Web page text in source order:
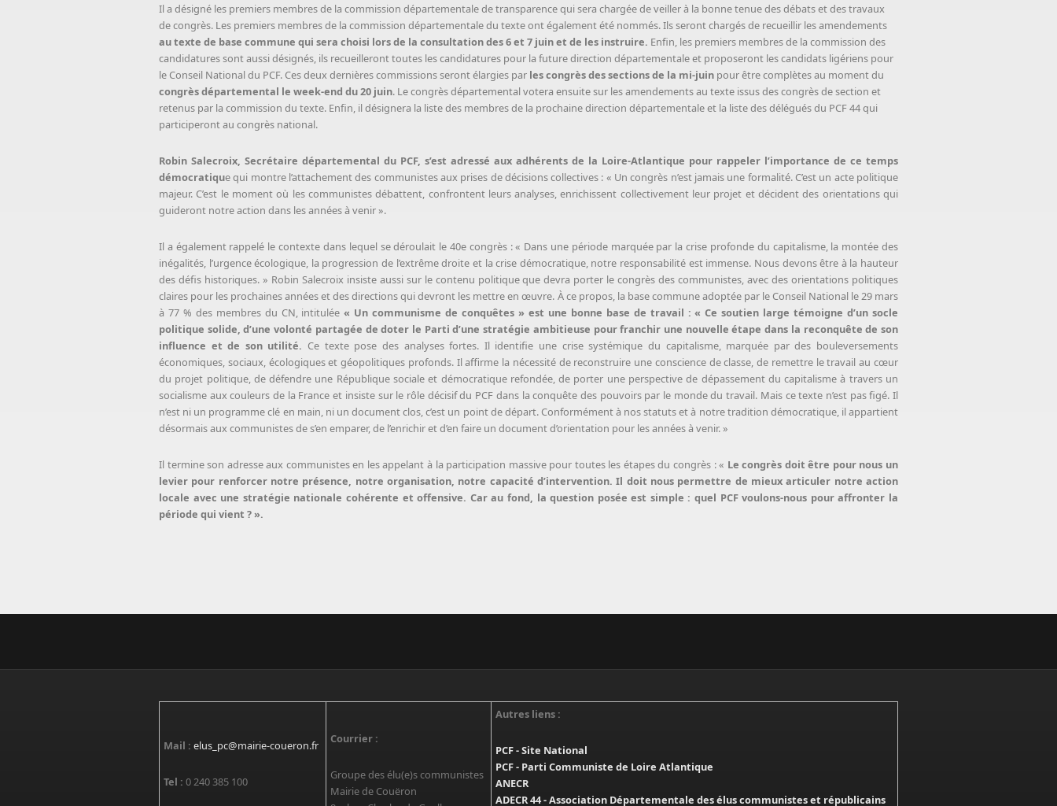
Il a désigné les premiers membres de la commission départementale de transparence qui sera chargée de veiller à la bonne tenue des débats et des travaux
de congrès. Les premiers membres de la commission départementale du texte ont également été nommés. Ils seront chargés de recueillir les amendements
au texte de base commune qui sera choisi lors de la consultation des 6 et 7 juin et de les instruire. Enfin, les premiers membres de la commission des
candidatures sont aussi désignés, ils recueilleront toutes les candidatures pour la future direction départementale et proposeront les candidats ligériens pour
le Conseil National du PCF. Ces deux dernières commissions seront élargies par les congrès des sections de la mi-juin pour être complètes au moment du
congrès départemental le week-end du 20 juin. Le congrès départemental votera ensuite sur les amendements au texte issus des congrès de section et
retenus par la commission du texte. Enfin, il désignera la liste des membres de la prochaine direction départementale et la liste des délégués du PCF 44 qui
participeront au congrès national.
Robin Salecroix, Secrétaire départemental du PCF, s’est adressé aux adhérents de la Loire-Atlantique pour rappeler l’importance de ce temps
démocratique qui montre l’attachement des communistes aux prises de décisions collectives : « Un congrès n’est jamais une formalité. C’est un acte politique
majeur. C’est le moment où les communistes débattent, confrontent leurs analyses, enrichissent collectivement leur projet et décident des orientations qui
guideront notre action dans les années à venir ».
Il a également rappelé le contexte dans lequel se déroulait le 40e congrès : « Dans une période marquée par la crise profonde du capitalisme, la montée des
inégalités, l’urgence écologique, la progression de l’extrême droite et la crise démocratique, notre responsabilité est immense. Nous devons être à la hauteur
des défis historiques. » Robin Salecroix insiste aussi sur le contenu politique que devra porter le congrès des communistes, avec des orientations politiques
claires pour les prochaines années et des directions qui devront les mettre en œuvre. À ce propos, la base commune adoptée par le Conseil National le 29 mars
à 77 % des membres du CN, intitulée« Un communisme de conquêtes » est une bonne base de travail : « Ce soutien large témoigne d’un socle
politique solide, d’une volonté partagée de doter le Parti d’une stratégie ambitieuse pour franchir une nouvelle étape dans la reconquête de son
influence et de son utilité. Ce texte pose des analyses fortes. Il identifie une crise systémique du capitalisme, marquée par des bouleversements
économiques, sociaux, écologiques et géopolitiques profonds. Il affirme la nécessité de reconstruire une conscience de classe, de remettre le travail au cœur
du projet politique, de défendre une République sociale et démocratique refondée, de porter une perspective de dépassement du capitalisme à travers un
socialisme aux couleurs de la France et insiste sur le rôle décisif du PCF dans la conquête des pouvoirs par le monde du travail. Mais ce texte n’est pas figé. Il
n’est ni un programme clé en main, ni un document clos, c’est un point de départ. Conformément à nos statuts et à notre tradition démocratique, il appartient
désormais aux communistes de s’en emparer, de l’enrichir et d’en faire un document d’orientation pour les années à venir. »
Il termine son adresse aux communistes en les appelant à la participation massive pour toutes les étapes du congrès : « Le congrès doit être pour nous un
levier pour renforcer notre présence, notre organisation, notre capacité d’intervention. Il doit nous permettre de mieux articuler notre action
locale avec une stratégie nationale cohérente et offensive. Car au fond, la question posée est simple : quel PCF voulons-nous pour affronter la
période qui vient ? ».
Mail : elus_pc@mairie-coueron.fr
Tel : 0 240 385 100
Courrier :
Groupe des élu(e)s communistes
Mairie de Couëron
Autres liens :
PCF - Site National
PCF - Parti Communiste de Loire Atlantique
ANECR
ADECR 44 - Association Départementale des élus communistes et républicains